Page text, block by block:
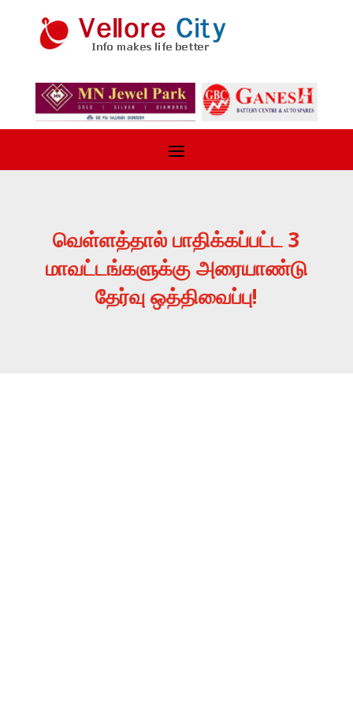
வெள்ளத்தால் பாதிக்கப்பட்ட 3
மாவட்டங்களுக்கு அரையாண்டு
தேர்வு ஒத்திவைப்பு!